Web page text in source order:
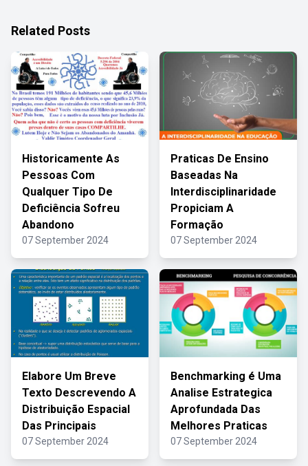
Related Posts
Historicamente As
Pessoas Com
Qualquer Tipo De
Deficiência Sofreu
Abandono
07 September 2024
Praticas De Ensino
Baseadas Na
Interdisciplinaridade
Propiciam A
Formação
07 September 2024
Elabore Um Breve
Texto Descrevendo A
Distribuição Espacial
Das Principais
07 September 2024
Benchmarking é Uma
Analise Estrategica
Aprofundada Das
Melhores Praticas
07 September 2024